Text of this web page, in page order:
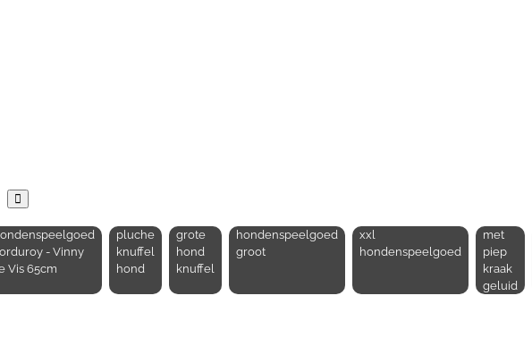
- Vinny
Vis 65cm
pluche
knuffel
hond
grote
hond
knuffel
hondenspeelgoed
groot
xxl
hondenspeelgoed
met
piep
kraak
geluid